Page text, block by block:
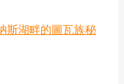
斯湖畔的圖瓦族秘